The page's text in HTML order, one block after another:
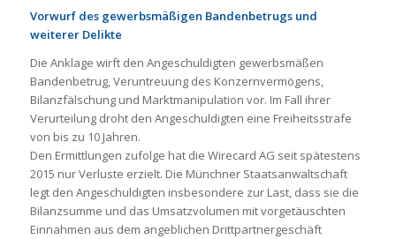
Vorwurf des gewerbsmäßigen Bandenbetrugs und
weiterer Delikte
Die Anklage wirft den Angeschuldigten gewerbsmäßen
Bandenbetrug, Veruntreuung des Konzernvermögens,
Bilanzfälschung und Marktmanipulation vor. Im Fall ihrer
Verurteilung droht den Angeschuldigten eine Freiheitsstrafe
von bis zu 10 Jahren.
Den Ermittlungen zufolge hat die Wirecard AG seit spätestens
2015 nur Verluste erzielt. Die Münchner Staatsanwaltschaft
legt den Angeschuldigten insbesondere zur Last, dass sie die
Bilanzsumme und das Umsatzvolumen mit vorgetäuschten
Einnahmen aus dem angeblichen Drittpartnergeschäft